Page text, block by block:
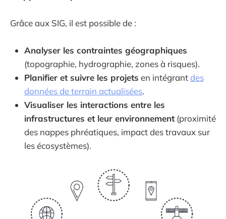
Grâce aux SIG, il est possible de :
Analyser les contraintes géographiques
(topographie, hydrographie, zones à risques).
Planifier et suivre les projets en intégrant des
données de terrain actualisées.
Visualiser les interactions entre les
infrastructures et leur environnement(proximité
des nappes phréatiques, impact des travaux sur
les écosystèmes).